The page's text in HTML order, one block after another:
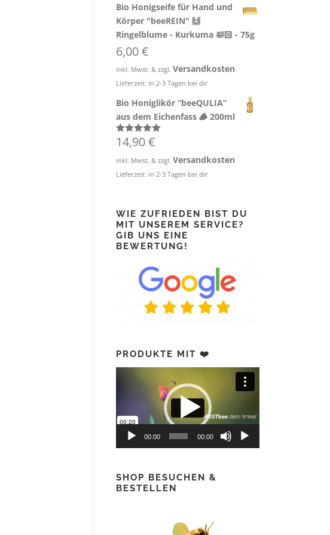
Bio Honigseife für Hand und
Körper "beeREIN" 🙌
Ringelblume - Kurkuma 🛀🏻 - 75g
6,00€
inkl. Mwst. & zzgl. Versandkosten
Lieferzeit: in 2-3 Tagen bei dir
Bio Honiglikör “beeQULIA”
aus dem Eichenfass 🪵 200ml
Bewertet mit
5.00von 5
14,90€
inkl. Mwst. & zzgl. Versandkosten
Lieferzeit: in 2-3 Tagen bei dir
WIE ZUFRIEDEN BIST DU
MIT UNSEREM SERVICE?
GIB UNS EINE
BEWERTUNG!
PRODUKTE MIT ❤️
00:00 00:00
SHOP BESUCHEN &
BESTELLEN